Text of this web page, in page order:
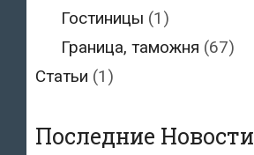
Гостиницы (1)
Граница, таможня (67)
Статьи (1)
Последние Новости